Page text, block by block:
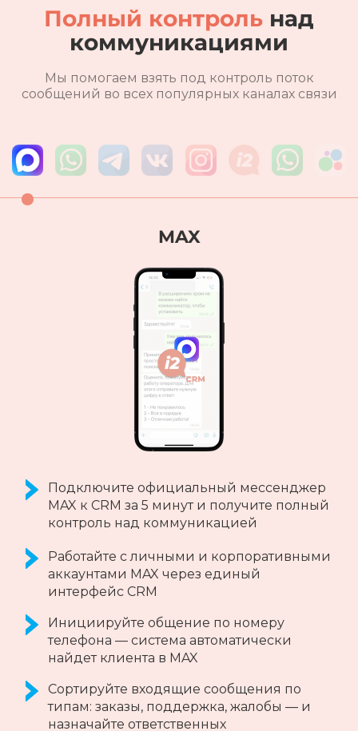
Полный контроль над
коммуникациями
Мы помогаем взять под контроль поток
сообщений во всех популярных каналах связи
WhatsApp*
Интеграция с любой CRM за 5 минут
Ведите групповые чаты с клиентами
Пишите первыми, отвечайте на
сообщения клиентов прямо из CRM
Фильтруйте входящие сообщения по
ключевым словам и добавляйте
клиентов в черные списки
Получайте уведомления о пропущенных
и отклоненных звонках от клиентов в
вашей CRM